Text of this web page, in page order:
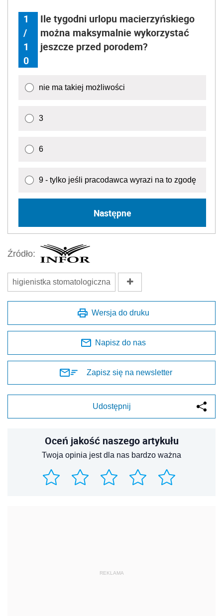
1
/
1
0
Ile tygodni urlopu macierzyńskiego
można maksymalnie wykorzystać
jeszcze przed porodem?
nie ma takiej możliwości
3
6
9 - tylko jeśli pracodawca wyrazi na to zgodę
Następne
Źródło:
higienistka stomatologiczna
Wersja do druku
Napisz do nas
Zapisz się na newsletter
Udostępnij
Oceń jakość naszego artykułu
Twoja opinia jest dla nas bardzo ważna
REKLAMA